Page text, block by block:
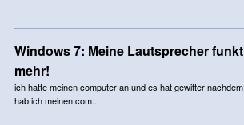
Windows 7: Meine Lautsprecher
mehr!
ich hatte meinen computer an und es hat
hab ich meinen com...